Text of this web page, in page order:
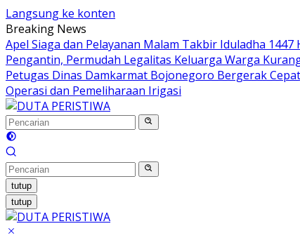
Langsung ke konten
Breaking News
Apel Siaga dan Pelayanan Malam Takbir Iduladha
Pengantin, Permudah Legalitas Keluarga Warga
Petugas Dinas Damkarmat Bojonegoro Bergerak
Operasi dan Pemeliharaan Irigasi
tutup
tutup